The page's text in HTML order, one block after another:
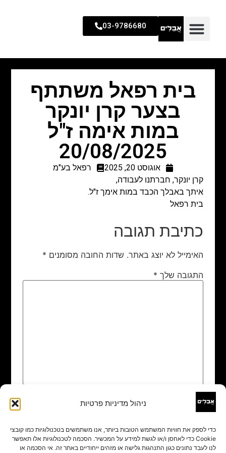
ניהול מדיניות פרטיות
כדי לספק את חוויות המשתמש הטובות ביותר, אנו משתמשים בטכנולוגיות כמו קובצי
Cookie כדי לאחסן ו/או לגשת למידע על המכשיר. הסכמה לטכנולוגיות אלו תאפשר
לנו לעבד נתונים כגון התנהגות גלישה או מזהים ייחודיים באתר זה. אי הסכמה או
03-9786680
בית רפאל משתתף
בצער קרן יונקר
במות אימה ז"ל
20/08/2025
אוגוסט 20, 2025
רפאל בע"מ
קרן יונקר, חברתנו לעבודה,
איתך באבלך הכבד במות אימך ז"ל.
בית רפאל
כתיבת תגובה
האימייל לא יוצג באתר. שדות החובה מסומנים *
התגובה שלך *
שם
אימייל*